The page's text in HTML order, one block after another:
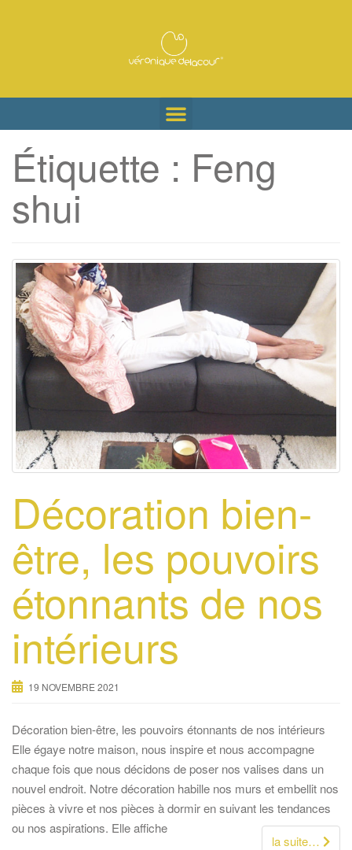
Étiquette : Feng
shui
Décoration bien-
être, les pouvoirs
étonnants de nos
intérieurs
19 NOVEMBRE 2021
Décoration bien-être, les pouvoirs étonnants de nos intérieurs
Elle égaye notre maison, nous inspire et nous accompagne
chaque fois que nous décidons de poser nos valises dans un
nouvel endroit. Notre décoration habille nos murs et embellit nos
pièces à vivre et nos pièces à dormir en suivant les tendances
ou nos aspirations. Elle affiche
la suite…